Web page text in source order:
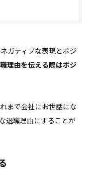
ガティブな表現とポジ
理由を伝える際はポジ
まで会社にお世話にな
退職理由にすることが